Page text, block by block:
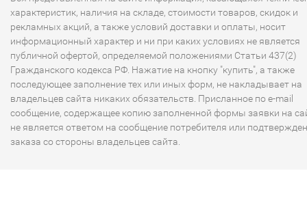
Высокий 1-й класс электрической защиты и степень
влагозащищенности IPX4\IP24 обеспечивает полуню
от попадания брызг воды с любых направлений, что
их абсолютно безопасными даже в условиях высокой
влажности.
характеристик, наличия на складе, стоимости товаров, скидок и
рекламных акций, а также условий доставки и оплаты, носит
информационный характер и ни при каких условиях не является
публичной офертой, определяемой положениями Статьи 437(2)
Гражданского кодекса РФ. Нажатие на кнопку "купить", а также
последующее заполнение тех или иных форм, не накладывает на
владельцев сайта никаких обязательств. Присланное по e-mail
сообщение, содержащее копию заполненной формы заявки на
не является ответом на сообщение потребителя или
заказа со стороны владельцев сайта.